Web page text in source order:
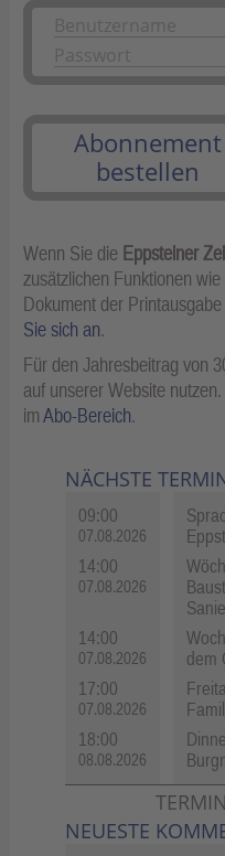
Abonnement
bestellen
Wenn Sie die Eppsteiner
zusätzlichen Funktionen
Dokument der
Sie sich an.
Für den Jahresbeitrag von
auf unserer Website
imAbo-Bereich.
NÄCHSTE
09:00
07.08.2026
14:00
07.08.2026
14:00
07.08.2026
dem
17:00
07.08.2026
18:00
08.08.2026
NEUESTE